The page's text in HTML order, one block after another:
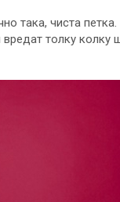
така, чиста петка.
вредат толку колку